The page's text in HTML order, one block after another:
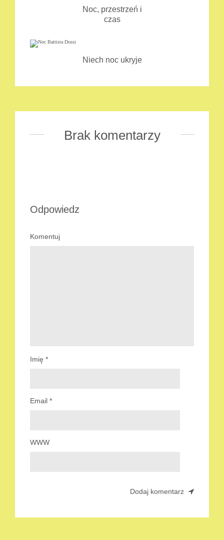
Noc, przestrzeń i
czas
Niech noc ukryje
Brak komentarzy
Odpowiedz
Komentuj
Imię *
Email *
WWW